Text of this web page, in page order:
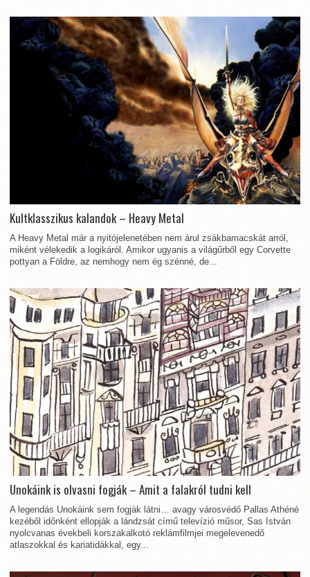
Kultklasszikus kalandok – Heavy Metal
A Heavy Metal már a nyitójelenetében nem árul zsákbamacskát arról,
miként vélekedik a logikáról. Amikor ugyanis a világűrből egy Corvette
pottyan a Földre, az nemhogy nem ég szénné, de...
Unokáink is olvasni fogják – Amit a falakról tudni kell
A legendás Unokáink sem fogják látni… avagy városvédő Pallas Athéné
kezéből időnként ellopják a lándzsát című televízió műsor, Sas István
nyolcvanas évekbeli korszakalkotó reklámfilmjei megelevenedő
atlaszokkal és kariatidákkal, egy...